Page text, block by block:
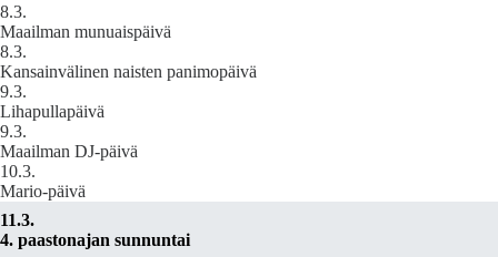
8.3.
Maailman munuaispäivä
8.3.
Kansainvälinen naisten panimopäivä
9.3.
Lihapullapäivä
9.3.
Maailman DJ-päivä
10.3.
Mario-päivä
11.3.
4. paastonajan sunnuntai